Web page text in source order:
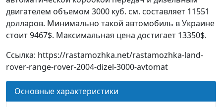
двигателем объемом 3000 куб. см. составляет 11551
долларов. Минимально такой автомобиль в Украине
стоит 9467$. Максимальная цена достигает 13350$.
Ссылка: https://rastamozhka.net/rastamozhka-land-
rover-range-rover-2004-dizel-3000-avtomat
Основные характеристики